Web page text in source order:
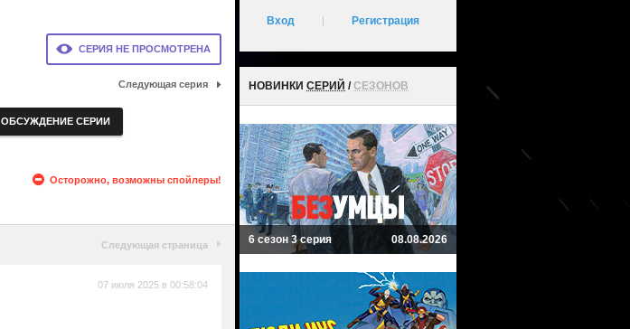
СЕРИЯ НЕ ПРОСМОТРЕНА
Следующая серия
ОБСУЖДЕНИЕ СЕРИИ
Осторожно, возможны спойлеры!
Следующая страница
07 июля 2025 в 00:58:04
Вход Регистрация
НОВИНКИ СЕРИЙ /СЕЗОНОВ
6 сезон 3 серия 08.08.2026